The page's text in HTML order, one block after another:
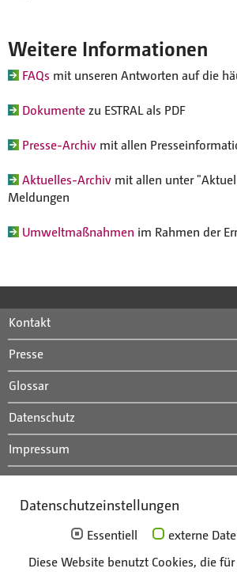
Weitere Informationen
FAQs mit unseren Antworten auf die
Dokumentezu ESTRAL als PDF
Presse-Archiv mit allen
Aktuelles-Archiv mit allen unter
Meldungen
Umweltmaßnahmen im Rahmen der
Kontakt
Presse
Glossar
Datenschutz
Impressum
Anfahrt
Mitarbeiterportal
Die Unternehmen der Gruppe
Datenschutzeinstellungen
Essentiell
externe
Diese Website benutzt Cookies, die